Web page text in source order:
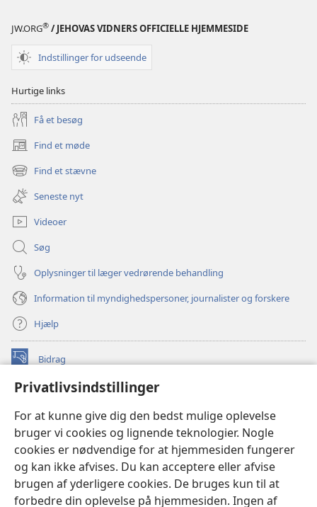
Privatlivsindstillinger
For at kunne give dig den bedst mulige oplevelse
bruger vi cookies og lignende teknologier. Nogle
cookies er nødvendige for at hjemmesiden fungerer
og kan ikke afvises. Du kan acceptere eller afvise
brugen af yderligere cookies. De bruges kun til at
forbedre din oplevelse på hjemmesiden. Ingen af
JW.ORG® / JEHOVAS VIDNERS OFFICIELLE HJEMMESIDE
Indstillinger for udseende
Hurtige links
Få et besøg
Find et møde
(åbner
nyt
vindue)
Find et stævne
(åbner
nyt
vindue)
Seneste nyt
Videoer
Søg
Oplysninger til læger vedrørende behandling
Information til myndighedspersoner, journalister og forskere
Hjælp
Bidrag
(åbner
vindue)Watchtower ONLINE LIBRARY™
nyt
vindue)JW Hub
(åbner
nyt
vindue)JW Library
Watchtower Library